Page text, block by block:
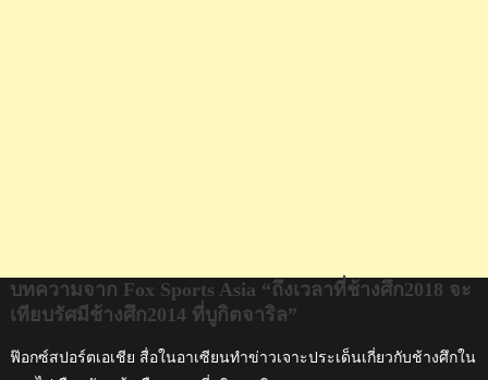
บทความจาก Fox Sports Asia “ถึงเวลาที่ช้างศึก2018 จะ
เทียบรัศมีช้างศึก2014 ที่บูกิตจาริล”
ฟ๊อกซ์สปอร์ตเอเชีย สื่อในอาเซียนทำข่าวเจาะประเด็นเกี่ยวกับช้างศึกใน